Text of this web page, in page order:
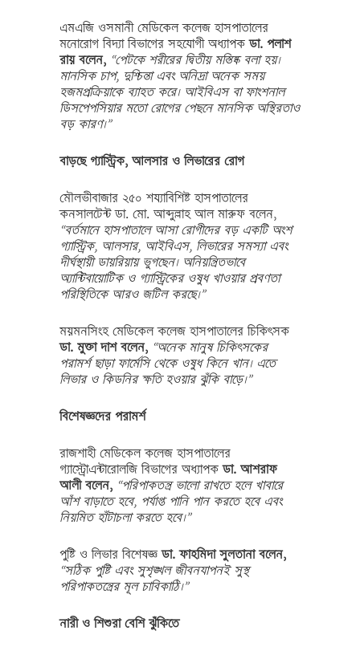
এমএজি ওসমানী মেডিকেল কলেজ হাসপাতালের
মনোরোগ বিদ্যা বিভাগের সহযোগী অধ্যাপকডা. পলাশ
রায় বলেন, “পেটকে শরীরের দ্বিতীয় মস্তিষ্ক বলা হয়।
মানসিক চাপ, দুশ্চিন্তা এবং অনিদ্রা অনেক সময়
হজমপ্রক্রিয়াকে ব্যাহত করে। আইবিএস বা ফাংশনাল
ডিসপেপসিয়ার মতো রোগের পেছনে মানসিক অস্থিরতাও
বড় কারণ।”
বাড়ছে গ্যাস্ট্রিক, আলসার ও লিভারের রোগ
মৌলভীবাজার ২৫০ শয্যাবিশিষ্ট হাসপাতালের
কনসালটেন্ট ডা. মো. আব্দুল্লাহ আল মারুফ বলেন,
“বর্তমানে হাসপাতালে আসা রোগীদের বড় একটি অংশ
গ্যাস্ট্রিক, আলসার, আইবিএস, লিভারের সমস্যা এবং
দীর্ঘস্থায়ী ডায়রিয়ায় ভুগছেন। অনিয়ন্ত্রিতভাবে
অ্যান্টিবায়োটিক ও গ্যাস্ট্রিকের ওষুধ খাওয়ার প্রবণতা
পরিস্থিতিকে আরও জটিল করছে।”
ময়মনসিংহ মেডিকেল কলেজ হাসপাতালের চিকিৎসক
ডা. মুক্তা দাশ বলেন, “অনেক মানুষ চিকিৎসকের
পরামর্শ ছাড়া ফার্মেসি থেকে ওষুধ কিনে খান। এতে
লিভার ও কিডনির ক্ষতি হওয়ার ঝুঁকি বাড়ে।”
বিশেষজ্ঞদের পরামর্শ
রাজশাহী মেডিকেল কলেজ হাসপাতালের
গ্যাস্ট্রোএন্টারোলজি বিভাগের অধ্যাপকডা. আশরাফ
আলী বলেন, “পরিপাকতন্ত্র ভালো রাখতে হলে খাবারে
আঁশ বাড়াতে হবে, পর্যাপ্ত পানি পান করতে হবে এবং
নিয়মিত হাঁটাচলা করতে হবে।”
পুষ্টি ও লিভার বিশেষজ্ঞডা. ফাহমিদা সুলতানা বলেন,
“সঠিক পুষ্টি এবং সুশৃঙ্খল জীবনযাপনই সুস্থ
পরিপাকতন্ত্রের মূল চাবিকাঠি।”
নারী ও শিশুরা বেশি ঝুঁকিতে